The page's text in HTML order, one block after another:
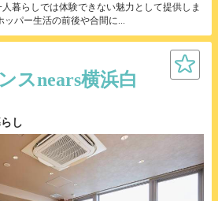
暮らしでは体験できない魅力として提供しま
パー生活の前後や合間に...
スnears横浜白
し